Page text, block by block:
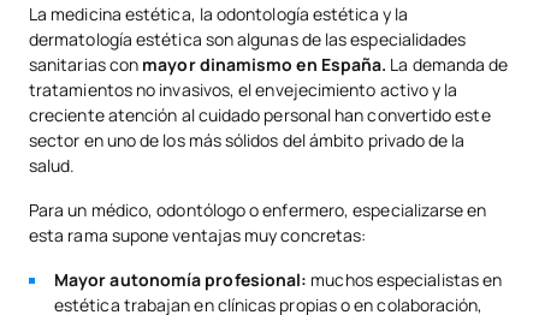
La medicina estética, la odontología estética y la
dermatología estética son algunas de las especialidades
sanitarias con mayor dinamismo en España. La demanda de
tratamientos no invasivos, el envejecimiento activo y la
creciente atención al cuidado personal han convertido este
sector en uno de los más sólidos del ámbito privado de la
salud.
Para un médico, odontólogo o enfermero, especializarse en
esta rama supone ventajas muy concretas:
Mayor autonomía profesional: muchos especialistas en
estética trabajan en clínicas propias o en colaboración,